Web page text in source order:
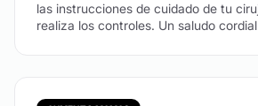
las instrucciones de cuidado de tu
realiza los controles. Un saludo cordial